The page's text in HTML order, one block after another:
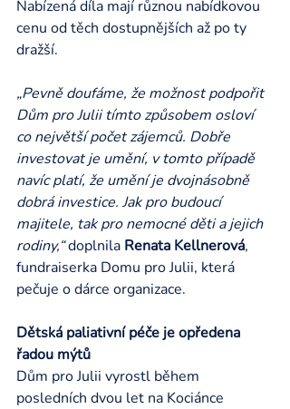
Nabízená díla mají různou nabídkovou
cenu od těch dostupnějších až po ty
dražší.
„Pevně doufáme, že možnost podpořit
Dům pro Julii tímto způsobem osloví
co největší počet zájemců. Dobře
investovat je umění, v tomto případě
navíc platí, že umění je dvojnásobně
dobrá investice. Jak pro budoucí
majitele, tak pro nemocné děti a jejich
rodiny,“ doplnila Renata Kellnerová,
fundraiserka Domu pro Julii, která
pečuje o dárce organizace.
Dětská paliativní péče je opředena
řadou mýtů
Dům pro Julii vyrostl během
posledních dvou let na Kociánce